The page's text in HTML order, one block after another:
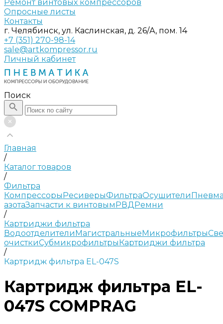
Ремонт винтовых компрессоров
Опросные листы
Контакты
г. Челябинск, ул. Каслинская, д. 26/А, пом. 14
+7 (351) 270-98-14
sale@artkompressor.ru
Личный кабинет
Поиск
Главная
/
Каталог товаров
/
Фильтра
КомпрессорыРесиверыФильтраОсушители
азотаЗапчасти к винтовымРВДРемни
/
Картриджи фильтра
ВодоотделителиМагистральныеМикрофильтры
очисткиСубмикрофильтрыКартриджи фильтра
/
Картридж фильтра EL-047S
Картридж фильтра EL-
047S COMPRAG